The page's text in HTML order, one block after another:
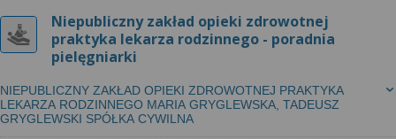
Niepubliczny zakład opieki zdrowotnej
praktyka lekarza rodzinnego - poradnia
pielęgniarki
NIEPUBLICZNY ZAKŁAD OPIEKI ZDROWOTNEJ PRAKTYKA
LEKARZA RODZINNEGO MARIA GRYGLEWSKA, TADEUSZ
GRYGLEWSKI SPÓŁKA CYWILNA